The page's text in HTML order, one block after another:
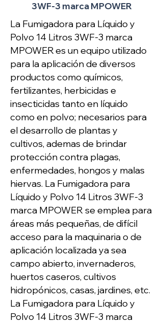
3WF-3 marca MPOWER
La Fumigadora para Líquido y
Polvo 14 Litros 3WF-3 marca
MPOWERes un equipo utilizado
para la aplicación de diversos
productos como químicos,
fertilizantes, herbicidas e
insecticidas tanto en líquido
como en polvo; necesarios para
el desarrollo de plantas y
cultivos, ademas de brindar
protección contra plagas,
enfermedades, hongos y malas
hiervas. La Fumigadora para
Líquido y Polvo 14 Litros 3WF-3
marca MPOWER se emplea para
áreas más pequeñas, de difícil
acceso para la maquinaria o de
aplicación localizada ya sea
campo abierto, invernaderos,
huertos caseros, cultivos
hidropónicos, casas, jardines, etc.
La Fumigadora para Líquido y
Polvo 14 Litros 3WF-3 marca